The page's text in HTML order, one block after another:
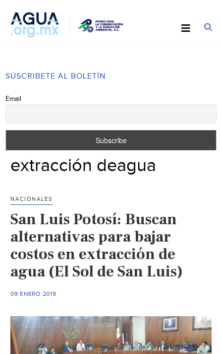
SÚSCRIBETE AL BOLETÍN
Email
extracción deagua
NACIONALES
San Luis Potosí: Buscan
alternativas para bajar
costos en extracción de
agua (El Sol de San Luis)
09 ENERO 2019